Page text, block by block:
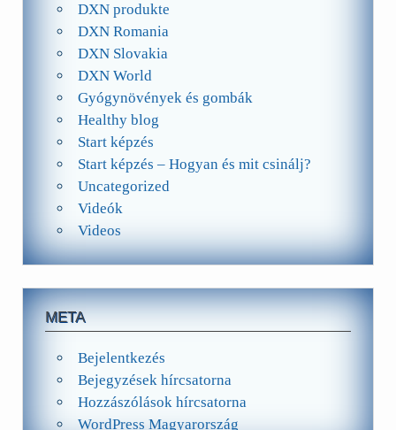
DXN produkte
DXN Romania
DXN Slovakia
DXN World
Gyógynövények és gombák
Healthy blog
Start képzés
Start képzés – Hogyan és mit csinálj?
Uncategorized
Videók
Videos
META
Bejelentkezés
Bejegyzések hírcsatorna
Hozzászólások hírcsatorna
WordPress Magyarország